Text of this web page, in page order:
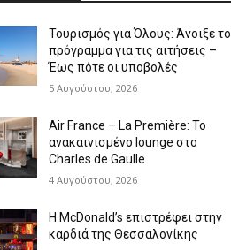
Τουρισμός για Όλους: Άνοιξε το
πρόγραμμα για τις αιτήσεις –
Έως πότε οι υποβολές
5 Αυγούστου, 2026
Air France – La Première: Το
ανακαινισμένο lounge στο
Charles de Gaulle
4 Αυγούστου, 2026
Η McDonald’s επιστρέφει στην
καρδιά της Θεσσαλονίκης